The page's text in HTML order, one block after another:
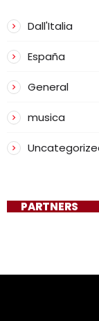
Dall'Italia
España
General
musica
PARTNERS